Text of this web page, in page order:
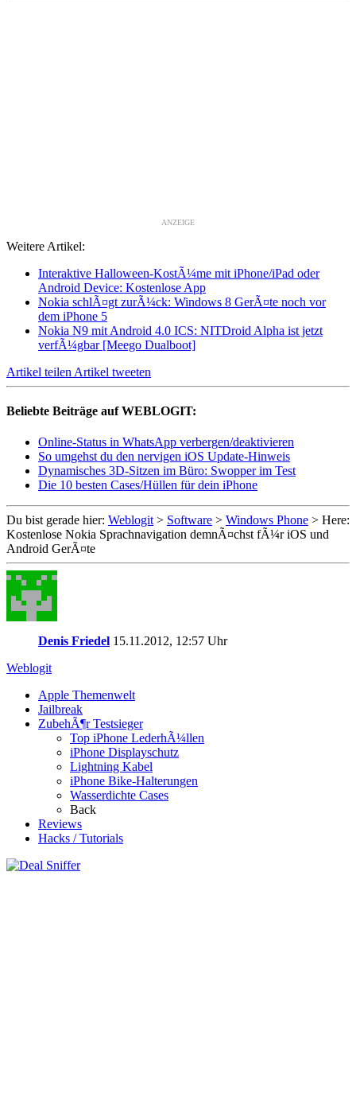
ANZEIGE
Weitere Artikel:
Interaktive Halloween-KostÃ¼me mit iPhone/iPad oder
Android Device: Kostenlose App
Nokia schlÃ¤gt zurÃ¼ck: Windows 8 GerÃ¤te noch vor
dem iPhone 5
Nokia N9 mit Android 4.0 ICS: NITDroid Alpha ist jetzt
verfÃ¼gbar [Meego Dualboot]
Artikel teilen Artikel tweeten
Beliebte Beiträge auf WEBLOGIT:
Online-Status in WhatsApp verbergen/deaktivieren
So umgehst du den nervigen iOS Update-Hinweis
Dynamisches 3D-Sitzen im Büro: Swopper im Test
Die 10 besten Cases/Hüllen für dein iPhone
Du bist gerade hier: Weblogit > Software > Windows Phone > Here:
Kostenlose Nokia Sprachnavigation demnÃ¤chst fÃ¼r iOS und
Android GerÃ¤te
Denis Friedel 15.11.2012, 12:57 Uhr
Weblogit
Apple Themenwelt
Jailbreak
ZubehÃ¶r Testsieger
Top iPhone LederhÃ¼llen
iPhone Displayschutz
Lightning Kabel
iPhone Bike-Halterungen
Wasserdichte Cases
Back
Reviews
Hacks / Tutorials